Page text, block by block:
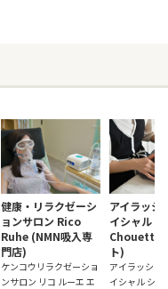
健康・リラクゼーシ
ョンサロン Rico
Ruhe (NMN吸入専
門店)
ケンコウリラクゼーショ
ンサロン リコ ルーエ エ
アイラッシ
イシャル
Chouette(
ト)
アイラッシュ
イシャル シュ